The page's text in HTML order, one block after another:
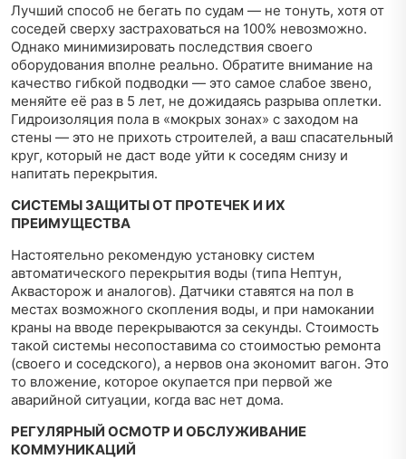
Лучший способ не бегать по судам — не тонуть, хотя от
соседей сверху застраховаться на 100% невозможно.
Однако минимизировать последствия своего
оборудования вполне реально. Обратите внимание на
качество гибкой подводки — это самое слабое звено,
меняйте её раз в 5 лет, не дожидаясь разрыва оплетки.
Гидроизоляция пола в «мокрых зонах» с заходом на
стены — это не прихоть строителей, а ваш спасательный
круг, который не даст воде уйти к соседям снизу и
напитать перекрытия.
СИСТЕМЫ ЗАЩИТЫ ОТ ПРОТЕЧЕК И ИХ
ПРЕИМУЩЕСТВА
Настоятельно рекомендую установку систем
автоматического перекрытия воды (типа Нептун,
Аквасторож и аналогов). Датчики ставятся на пол в
местах возможного скопления воды, и при намокании
краны на вводе перекрываются за секунды. Стоимость
такой системы несопоставима со стоимостью ремонта
(своего и соседского), а нервов она экономит вагон. Это
то вложение, которое окупается при первой же
аварийной ситуации, когда вас нет дома.
РЕГУЛЯРНЫЙ ОСМОТР И ОБСЛУЖИВАНИЕ
КОММУНИКАЦИЙ